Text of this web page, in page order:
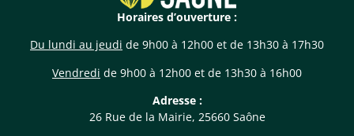
Horaires d’ouverture :
Du lundi au jeudi de 9h00 à 12h00 et de 13h30 à 17h30
Vendredi de 9h00 à 12h00 et de 13h30 à 16h00
Adresse :
26 Rue de la Mairie, 25660 Saône